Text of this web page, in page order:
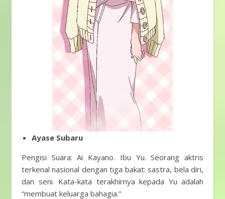
Ayase Subaru
Pengisi Suara: Ai Kayano. Ibu Yu. Seorang aktris
terkenal nasional dengan tiga bakat: sastra, bela diri,
dan seni. Kata-kata terakhirnya kepada Yu adalah
“membuat keluarga bahagia.”